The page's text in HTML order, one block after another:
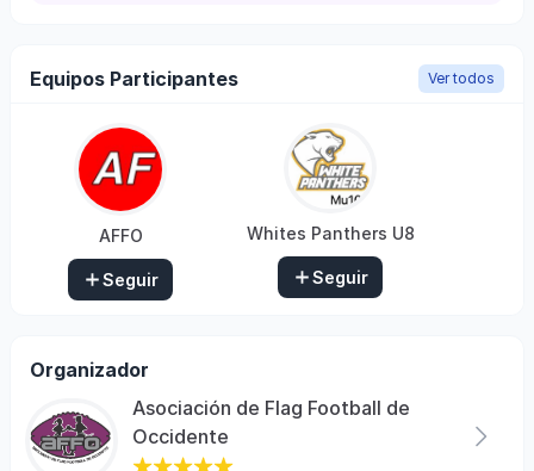
Equipos Participantes Ver todos
AFFO
Seguir
Whites Panthers U8
Seguir
Organizador
Asociación de Flag Football de
Occidente